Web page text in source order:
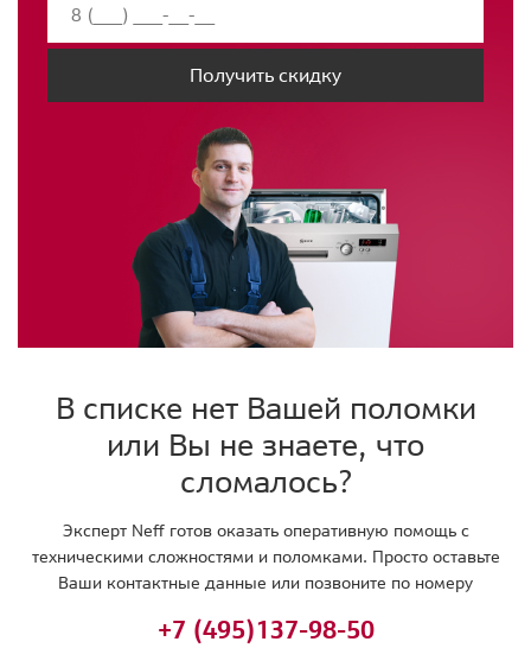
Получить скидку
В списке нет Вашей поломки
или Вы не знаете, что
сломалось?
Эксперт Neff готов оказать оперативную помощь с
техническими сложностями и поломками. Просто оставьте
Ваши контактные данные или позвоните по номеру
+7 (495)137-98-50